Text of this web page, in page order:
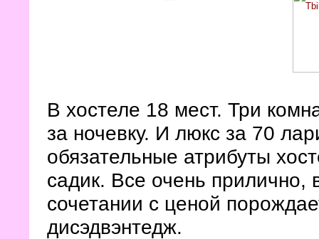
В хостеле 18 мест. Три
за ночевку. И люкс за 70
обязательные атрибуты
садик. Все очень прилично,
сочетании с ценой
дисэдвэнтедж.